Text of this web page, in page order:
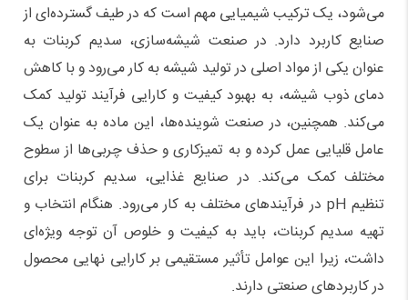
می‌شود، یک ترکیب شیمیایی مهم است که در طیف گسترده‌ای از
صنایع کاربرد دارد. در صنعت شیشه‌سازی، سدیم کربنات به
عنوان یکی از مواد اصلی در تولید شیشه به کار می‌رود و با کاهش
دمای ذوب شیشه، به بهبود کیفیت و کارایی فرآیند تولید کمک
می‌کند. همچنین، در صنعت شوینده‌ها، این ماده به عنوان یک
عامل قلیایی عمل کرده و به تمیزکاری و حذف چربی‌ها از سطوح
مختلف کمک می‌کند. در صنایع غذایی، سدیم کربنات برای
تنظیمpH در فرآیندهای مختلف به کار می‌رود. هنگام انتخاب و
تهیه سدیم کربنات، باید به کیفیت و خلوص آن توجه ویژه‌ای
داشت، زیرا این عوامل تأثیر مستقیمی بر کارایی نهایی محصول
در کاربردهای صنعتی دارند.